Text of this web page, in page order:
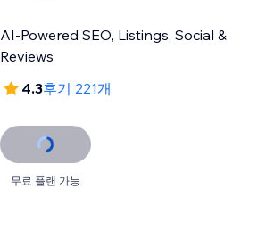
AI-Powered SEO, Listings, Social &
Reviews
4.3후기 221개
무료 플랜 가능